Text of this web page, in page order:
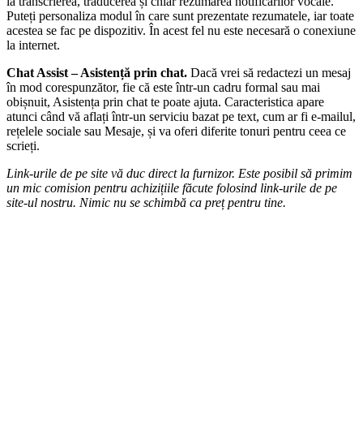
Puteți personaliza modul în care sunt prezentate rezumatele, iar toate
acestea se fac pe dispozitiv. În acest fel nu este necesară o conexiune
la internet.
Chat Assist – Asistență prin chat. Dacă vrei să redactezi un mesaj
în mod corespunzător, fie că este într-un cadru formal sau mai
obișnuit, Asistența prin chat te poate ajuta. Caracteristica apare
atunci când vă aflați într-un serviciu bazat pe text, cum ar fi e-mailul,
rețelele sociale sau Mesaje, și va oferi diferite tonuri pentru ceea ce
scrieți.
Link-urile de pe site vă duc direct la furnizor. Este posibil să primim
un mic comision pentru achizițiile făcute folosind link-urile de pe
site-ul nostru. Nimic nu se schimbă ca preț pentru tine.